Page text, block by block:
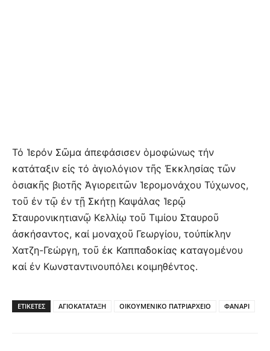
Τό Ἱερόν Σῶμα ἀπεφάσισεν ὁμοφώνως τήν
κατάταξιν εἰς τό ἁγιολόγιον τῆς Ἐκκλησίας τῶν
ὁσιακῆς βιοτῆς Ἁγιορειτῶν Ἱερομονάχου Τύχωνος,
τοῦ ἐν τῷ ἐν τῇ Σκήτῃ Καψάλας Ἱερῷ
Σταυρονικητιανῷ Κελλίῳ τοῦ Τιμίου Σταυροῦ
ἀσκήσαντος, καί μοναχοῦ Γεωργίου, τοὐπίκλην
Χατζη-Γεώργη, τοῦ ἐκ Καππαδοκίας καταγομένου
καί ἐν Κωνσταντινουπόλει κοιμηθέντος.
ΕΤΙΚΕΤΕΣ ΑΓΙΟΚΑΤΑΤΑΞΗ ΟΙΚΟΥΜΕΝΙΚΟ ΠΑΤΡΙΑΡΧΕΙΟ ΦΑΝΑΡΙ